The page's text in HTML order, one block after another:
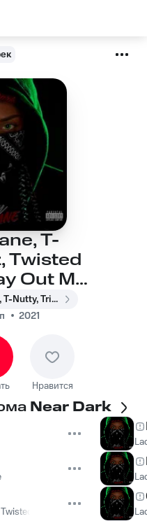
T-
Twisted
Out My
Lady Insane, T-Nutty, Trizz, Twisted Insane
2021
Нравится
Near Dark
Twisted Insane